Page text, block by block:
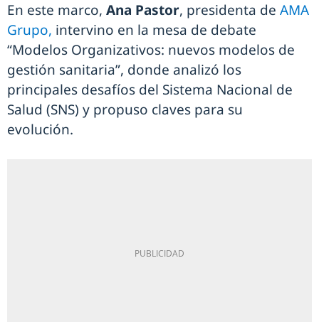
En este marco, Ana Pastor, presidenta de AMA
Grupo, intervino en la mesa de debate
“Modelos Organizativos: nuevos modelos de
gestión sanitaria”, donde analizó los
principales desafíos del Sistema Nacional de
Salud (SNS) y propuso claves para su
evolución.